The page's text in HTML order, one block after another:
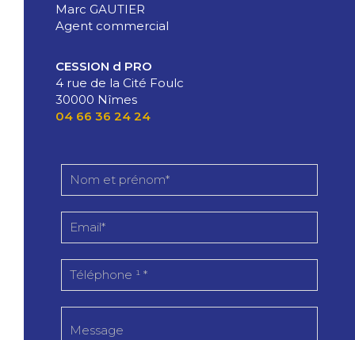
Marc GAUTIER
Agent commercial
CESSION d PRO
4 rue de la Cité Foulc
30000 Nîmes
04 66 36 24 24